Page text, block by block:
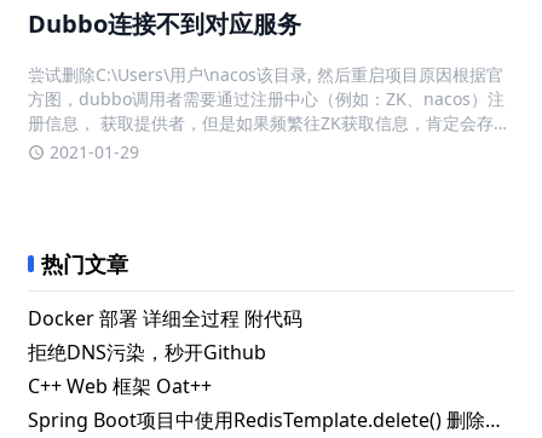
Dubbo连接不到对应服务
尝试删除C:\Users\用户\nacos该目录, 然后重启项目原因根据官
方图，dubbo调用者需要通过注册中心（例如：ZK、nacos）注
册信息， 获取提供者，但是如果频繁往ZK获取信息，肯定会存在
单点故障问题， 所以dubbo提供了将提供者信息缓存在本地的方
2021-01-29
热门文章
Docker 部署 详细全过程 附代码
拒绝DNS污染，秒开Github
C++ Web 框架 Oat++
Spring Boot项目中使用RedisTemplate.delete() 删除指定key失败的解决办法